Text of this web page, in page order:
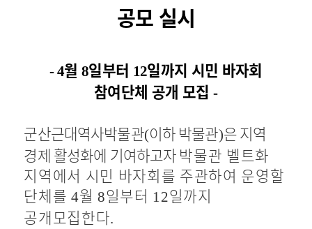
공모 실시
- 4월 8일부터 12일까지 시민 바자회
참여단체 공개 모집 -
군산근대역사박물관(이하 박물관)은 지역
경제 활성화에 기여하고자박물관 벨트화
지역에서 시민 바자회를 주관하여 운영할
단체를4월8일부터 12일까지
공개모집한다.